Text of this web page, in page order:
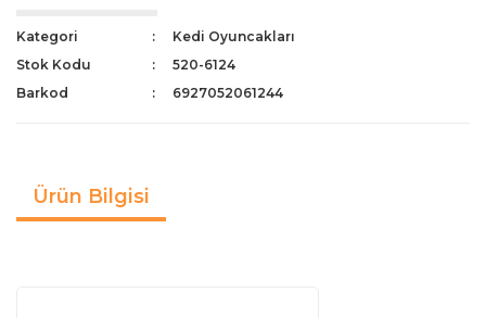
Kategori
Kedi Oyuncakları
Stok Kodu
520-6124
Barkod
6927052061244
Ürün Bilgisi